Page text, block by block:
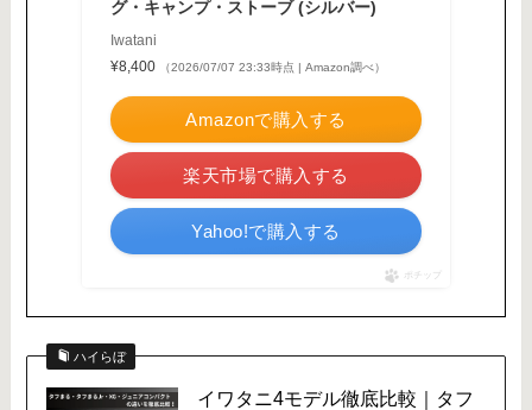
グ・キャンプ・ストーブ (シルバー)
Iwatani
¥8,400
（2026/07/07 23:33時点 | Amazon調べ）
Amazonで購入する
楽天市場で購入する
Yahoo!で購入する
ポチップ
ハイらぼ
イワタニ4モデル徹底比較｜タフ